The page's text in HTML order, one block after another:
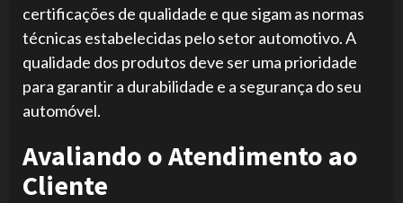
certificações de qualidade e que sigam as normas
técnicas estabelecidas pelo setor automotivo. A
qualidade dos produtos deve ser uma prioridade
para garantir a durabilidade e a segurança do seu
automóvel.
Avaliando o Atendimento ao
Cliente